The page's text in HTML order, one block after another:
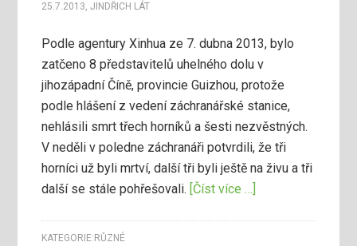
25.7.2013,JINDŘICH LÁT
Podle agentury Xinhua ze 7. dubna 2013, bylo
zatčeno 8 představitelů uhelného dolu v
jihozápadní Číně, provincie Guizhou, protože
podle hlášení z vedení záchranářské stanice,
nehlásili smrt třech horníků a šesti nezvěstných.
V neděli v poledne záchranáři potvrdili, že tři
horníci už byli mrtví, další tři byli ještě na živu a tři
další se stále pohřešovali. [Číst více …]
KATEGORIE: RŮZNÉ